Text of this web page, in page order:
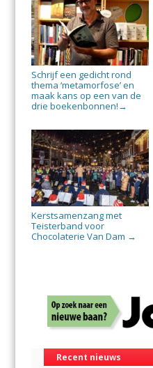
Schrijf een gedicht rond
thema ‘metamorfose’ en
maak kans op een van de
drie boekenbonnen! →
Kerstsamenzang met
Teisterband voor
Chocolaterie Van Dam →
Recent nieuws